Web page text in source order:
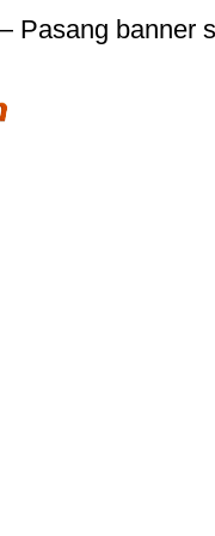
Pasang banner